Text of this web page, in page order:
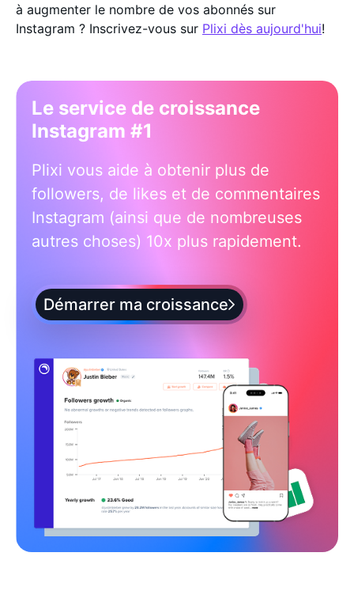
à augmenter le nombre de vos abonnés sur
Instagram ? Inscrivez-vous sur Plixi dès aujourd'hui!
Le service de croissance
Instagram #1
Plixi vous aide à obtenir plus de
followers, de likes et de commentaires
Instagram (ainsi que de nombreuses
autres choses) 10x plus rapidement.
Démarrer ma croissance